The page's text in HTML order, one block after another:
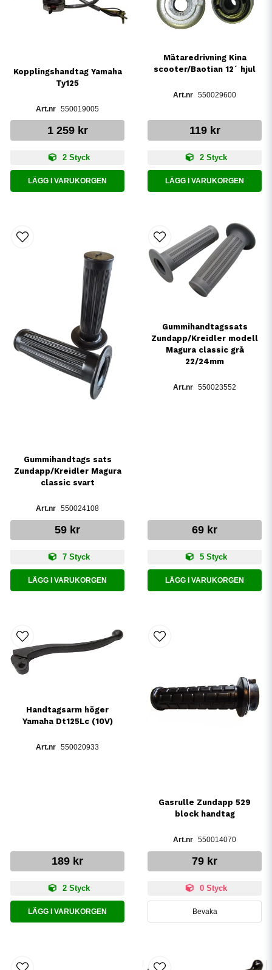
Kopplingshandtag Yamaha
Ty125
550019005
1 259 kr
2 Styck
LÄGG I VARUKORGEN
Mätaredrivning Kina
scooter/Baotian 12´ hjul
550029600
119 kr
2 Styck
LÄGG I VARUKORGEN
Gummihandtags sats
Zundapp/Kreidler Magura
classic svart
550024108
59 kr
7 Styck
LÄGG I VARUKORGEN
Gummihandtagssats
Zundapp/Kreidler modell
Magura classic grå
22/24mm
550023552
69 kr
5 Styck
LÄGG I VARUKORGEN
Handtagsarm höger
Yamaha Dt125Lc (10V)
550020933
189 kr
2 Styck
LÄGG I VARUKORGEN
Gasrulle Zundapp 529
block handtag
550014070
79 kr
0 Styck
Bevaka